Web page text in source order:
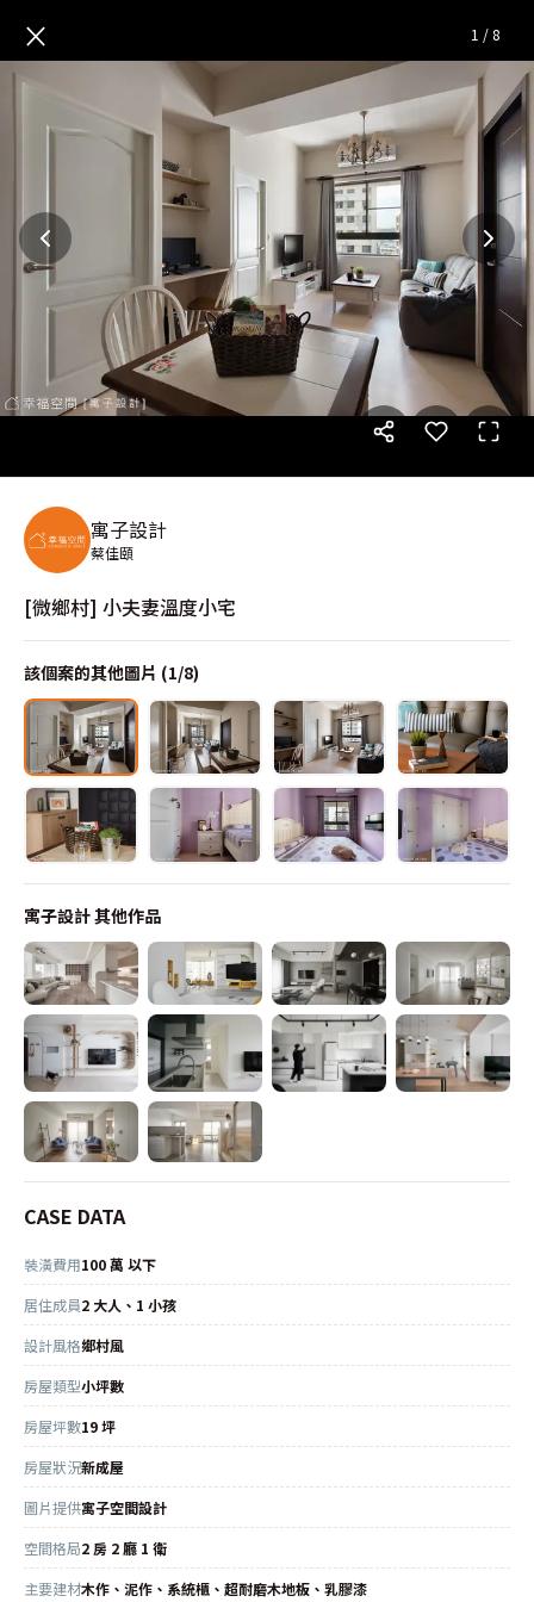
[微鄉村] 小夫妻溫度小宅 — 完
× 1 / 8
寓子設計
蔡佳頤
[微鄉村] 小夫妻溫度小宅
該個案的其他圖片 (1/8)
寓子設計其他作品
CASE DATA
裝潢費用100 萬 以下
居住成員2 大人、1 小孩
設計風格鄉村風
房屋類型小坪數
房屋坪數19 坪
房屋狀況新成屋
圖片提供寓子空間設計
空間格局2 房 2 廳 1 衛
主要建材木作、泥作、系統櫃、超耐磨木地板、乳膠漆